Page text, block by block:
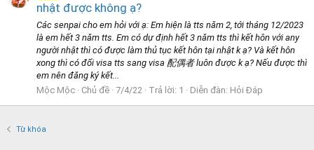
nhật được không ạ?
Các senpai cho em hỏi với ạ: Em hiện là tts năm 2, tới tháng 12/2023
là em hết 3 năm tts. Em có dự định hết 3 năm tts thì kết hôn với any
người nhật thì có được làm thủ tục kết hôn tại nhật k ạ? Và kết hôn
xong thì có đổi visa tts sang visa 配偶者 luôn được k ạ? Nếu được thì
em nên đăng ký kết...
Mộc Mộc
Chủ đề 7/4/22 Trả lời: 1 Diễn đàn: Hỏi Đáp
Từ khóa